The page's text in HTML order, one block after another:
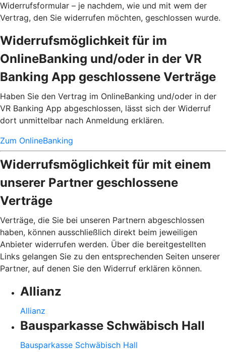
Widerrufsformular – je nachdem, wie und mit wem der
Vertrag, den Sie widerrufen möchten, geschlossen wurde.
Widerrufsmöglichkeit für im
OnlineBanking und/oder in der VR
Banking App geschlossene Verträge
Haben Sie den Vertrag im OnlineBanking und/oder in der
VR Banking App abgeschlossen, lässt sich der Widerruf
dort unmittelbar nach Anmeldung erklären.
Zum OnlineBanking
Widerrufsmöglichkeit für mit einem
unserer Partner geschlossene
Verträge
Verträge, die Sie bei unseren Partnern abgeschlossen
haben, können ausschließlich direkt beim jeweiligen
Anbieter widerrufen werden. Über die bereitgestellten
Links gelangen Sie zu den entsprechenden Seiten unserer
Partner, auf denen Sie den Widerruf erklären können.
Allianz
Allianz
Bausparkasse Schwäbisch Hall
Bausparkasse Schwäbisch Hall